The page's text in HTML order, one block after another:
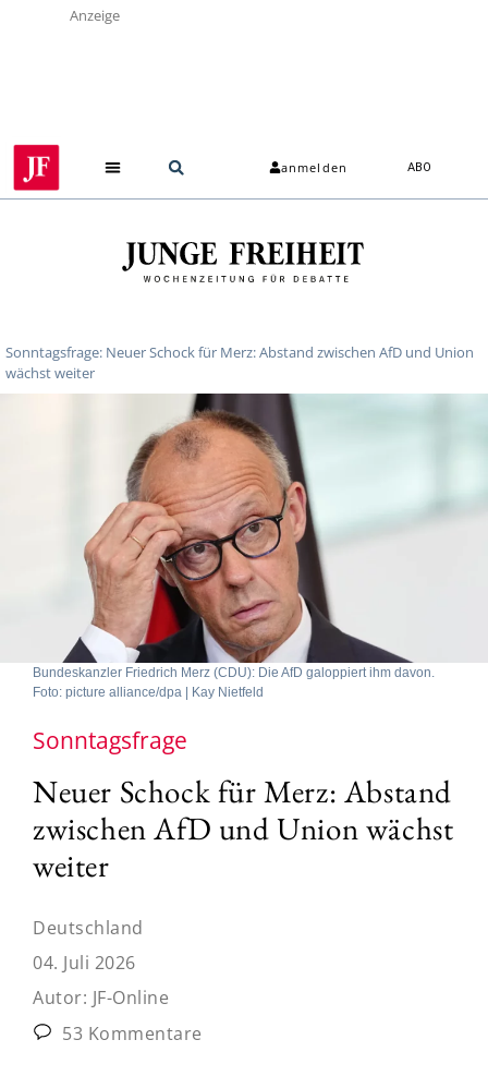
Anzeige
anmelden ABO
Sonntagsfrage: Neuer Schock für Merz: Abstand zwischen AfD und Union
wächst weiter
Bundeskanzler Friedrich Merz (CDU): Die AfD galoppiert ihm davon.
Foto: picture alliance/dpa | Kay Nietfeld
Sonntagsfrage
Neuer Schock für Merz: Abstand
zwischen AfD und Union wächst
weiter
Deutschland
04. Juli 2026
Autor: JF-Online
53 Kommentare